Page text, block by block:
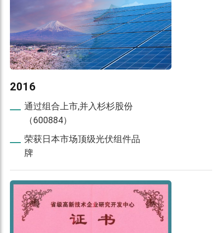
2016
通过组合上市,并入杉杉股份
（600884）
荣获日本市场顶级光伏组件品
牌